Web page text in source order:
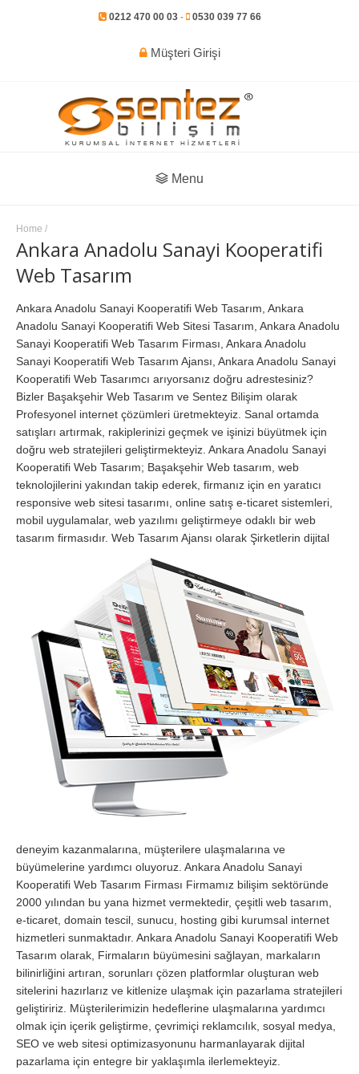
0212 470 00 03- 0530 039 77 66
Müşteri Girişi
Menu
Home /
Ankara Anadolu Sanayi Kooperatifi
Web Tasarım
Ankara Anadolu Sanayi Kooperatifi Web Tasarım, Ankara
Anadolu Sanayi Kooperatifi Web Sitesi Tasarım, Ankara Anadolu
Sanayi Kooperatifi Web Tasarım Firması, Ankara Anadolu
Sanayi Kooperatifi Web Tasarım Ajansı, Ankara Anadolu Sanayi
Kooperatifi Web Tasarımcı arıyorsanız doğru adrestesiniz?
Bizler Başakşehir Web Tasarım ve Sentez Bilişim olarak
Profesyonel internet çözümleri üretmekteyiz. Sanal ortamda
satışları artırmak, rakiplerinizi geçmek ve işinizi büyütmek için
doğru web stratejileri geliştirmekteyiz. Ankara Anadolu Sanayi
Kooperatifi Web Tasarım; Başakşehir Web tasarım, web
teknolojilerini yakından takip ederek, firmanız için en yaratıcı
responsive web sitesi tasarımı, online satış e-ticaret sistemleri,
mobil uygulamalar, web yazılımı geliştirmeye odaklı bir web
tasarım firmasıdır. Web Tasarım Ajansı olarak Şirketlerin dijital
deneyim kazanmalarına, müşterilere ulaşmalarına ve
büyümelerine yardımcı oluyoruz. Ankara Anadolu Sanayi
Kooperatifi Web Tasarım Firması Firmamız bilişim sektöründe
2000 yılından bu yana hizmet vermektedir, çeşitli web tasarım,
e-ticaret, domain tescil, sunucu, hosting gibi kurumsal internet
hizmetleri sunmaktadır. Ankara Anadolu Sanayi Kooperatifi Web
Tasarım olarak, Firmaların büyümesini sağlayan, markaların
bilinirliğini artıran, sorunları çözen platformlar oluşturan web
sitelerini hazırlarız ve kitlenize ulaşmak için pazarlama stratejileri
geliştiririz. Müşterilerimizin hedeflerine ulaşmalarına yardımcı
olmak için içerik geliştirme, çevrimiçi reklamcılık, sosyal medya,
SEO ve web sitesi optimizasyonunu harmanlayarak dijital
pazarlama için entegre bir yaklaşımla ilerlemekteyiz.